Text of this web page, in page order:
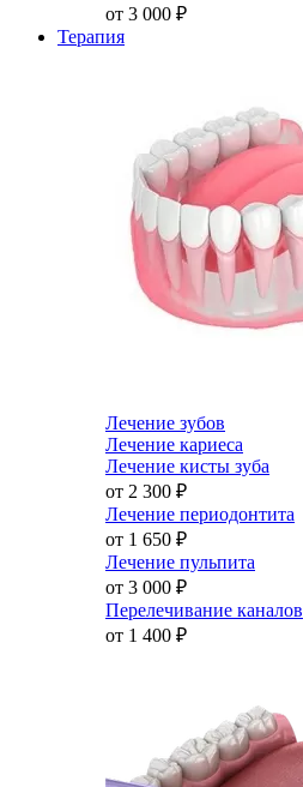
от 3 000 ₽
Терапия
Лечение зубов
Лечение кариеса
Лечение кисты зуба
от 2 300 ₽
Лечение периодонтита
от 1 650 ₽
Лечение пульпита
от 3 000 ₽
Перелечивание каналов
от 1 400 ₽